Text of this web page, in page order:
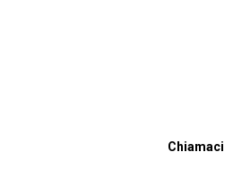
Chiamaci